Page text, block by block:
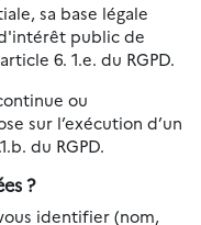
sa base légale
public de
6. 1.e. du RGPD.
ou
sur l’exécution d’un
du RGPD.
?
identifier (nom,